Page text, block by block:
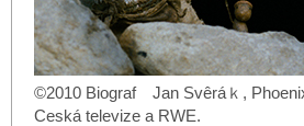
©2010 Biograf Jan Svêráｋ,
Ceská televize a RWE.